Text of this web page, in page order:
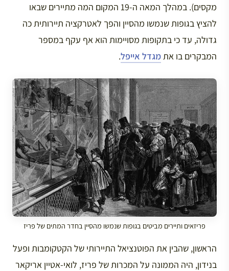
מקסים). במהלך המאה ה-19 המקום המה מתיירים שבאו
להציץ בגופות שנמשו מהסיין והפך לאטרקציה תיירותית כה
גדולה, עד כי בתקופות מסויימות הוא אף עקף במספר
המבקרים בו אתמגדל אייפל.
פריזאים ותיירים מביטים בגופות שנמשו מהסיין בחדר המתים של פריז
הראשון, שהבין את הפוטנציאל התיירותי של הקטקומבות ופעל
בנידון, היה הממונה על המכרות של פריז, לואי-אטיין אריקאר